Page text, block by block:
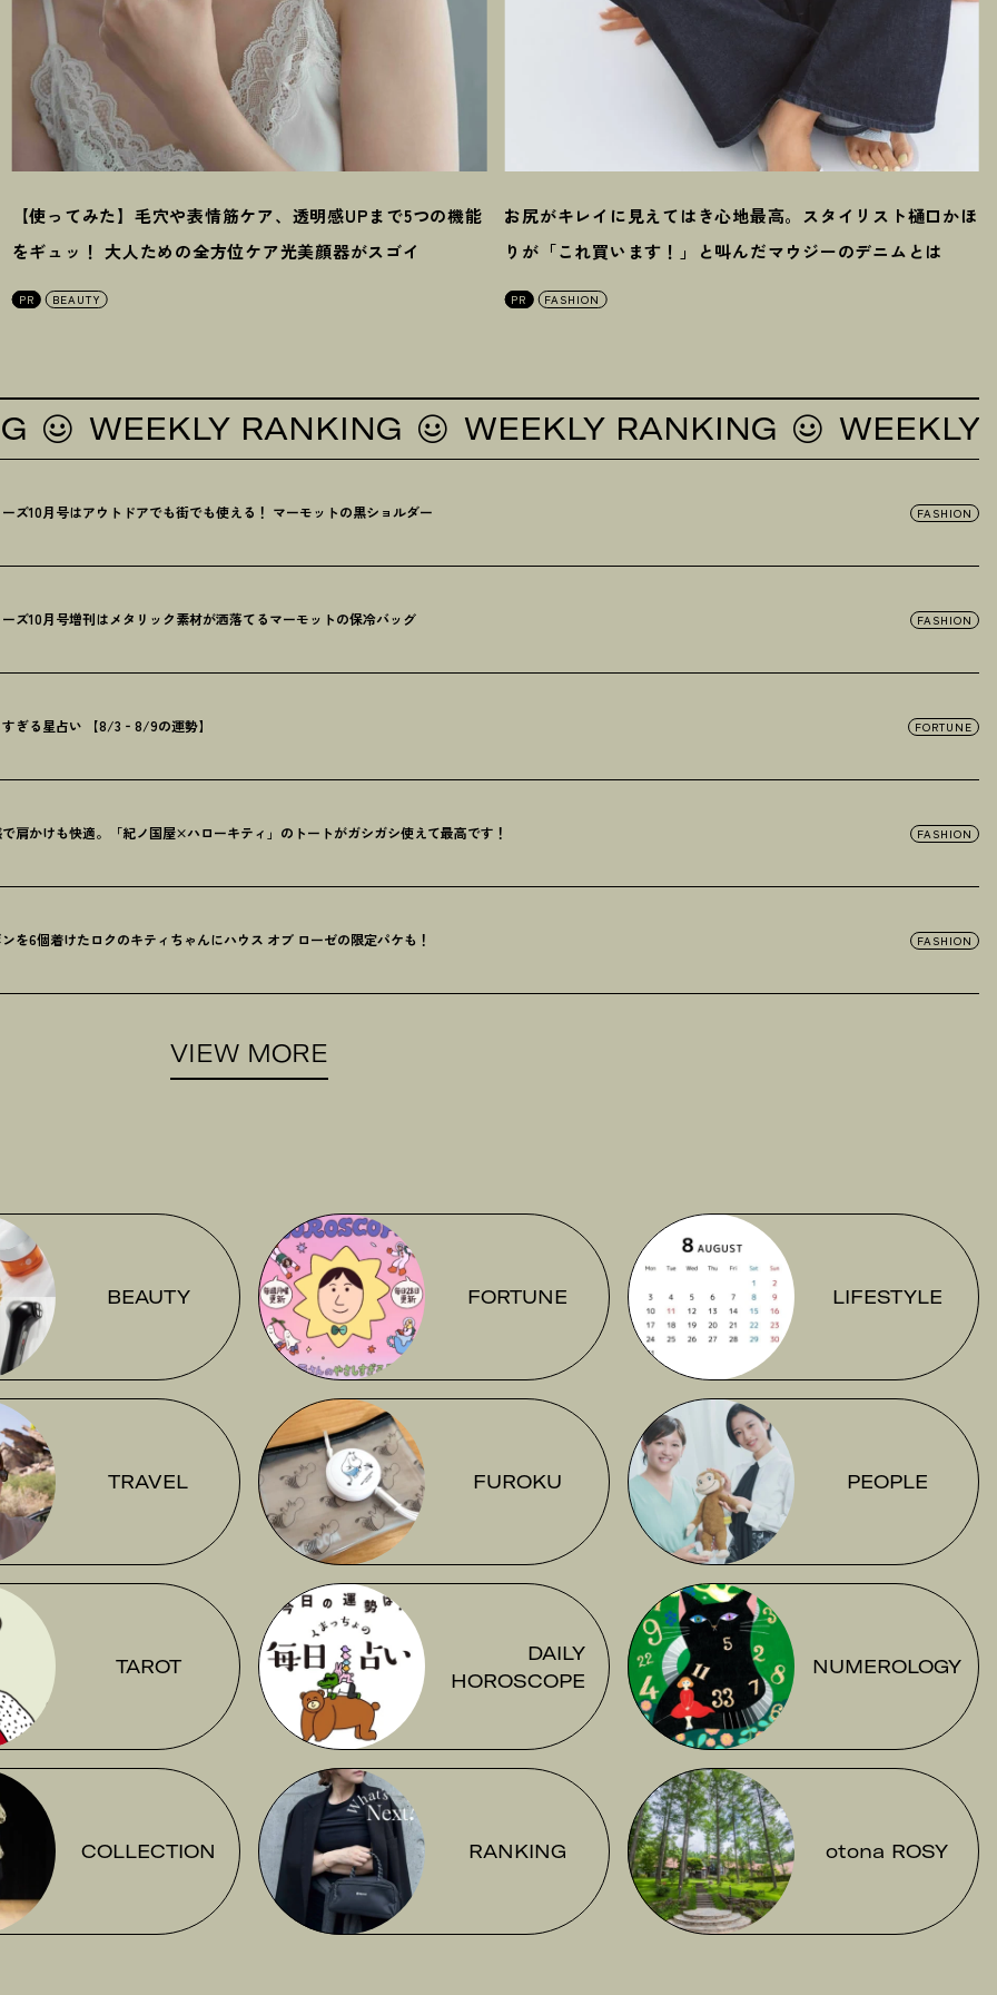
【使ってみた】毛穴や表情筋ケア、透明感UPまで5つの機能
をギュッ ！ 大人ための全方位ケア光美顔器がスゴイ
PR BEAUTY
お尻がキレイに見えてはき心地最高。スタイリスト樋口かほ
りが「これ買います ！ 」と叫んだマウジーのデニムとは
PR FASHION
WEEKLY RANKING WEEKLY RANKING WEEKLY
ズ10月号はアウトドアでも街でも使える ！ マーモットの黒ショルダー FASHION
ズ10月号増刊はメタリック素材が洒落てるマーモットの保冷バッグ FASHION
ぎる星占い 【8/3‐8/9の運勢】 FORTUNE
肩かけも快適。「紀ノ国屋×ハローキティ」のトートがガシガシ使えて最高です ！ FASHION
を6個着けたロクのキティちゃんにハウス オブ ローゼの限定パケも ！ FASHION
VIEW MORE
BEAUTY FORTUNE LIFESTYLE
TRAVEL FUROKU PEOPLE
TAROT
DAILY
HOROSCOPE
NUMEROLOGY
COLLECTION RANKING otona ROSY